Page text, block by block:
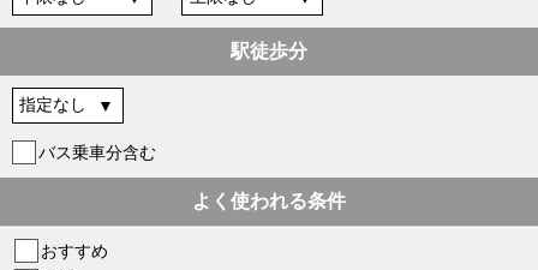
駅徒歩分
バス乗車分含む
よく使われる条件
おすすめ